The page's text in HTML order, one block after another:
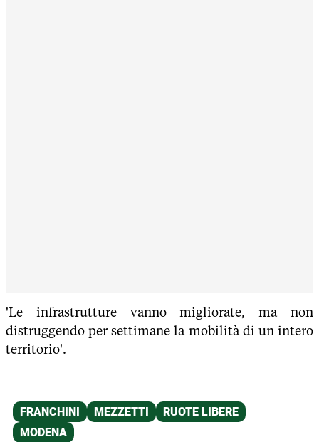
'Le infrastrutture vanno migliorate, ma non
distruggendo per settimane la mobilità di un intero
territorio'.